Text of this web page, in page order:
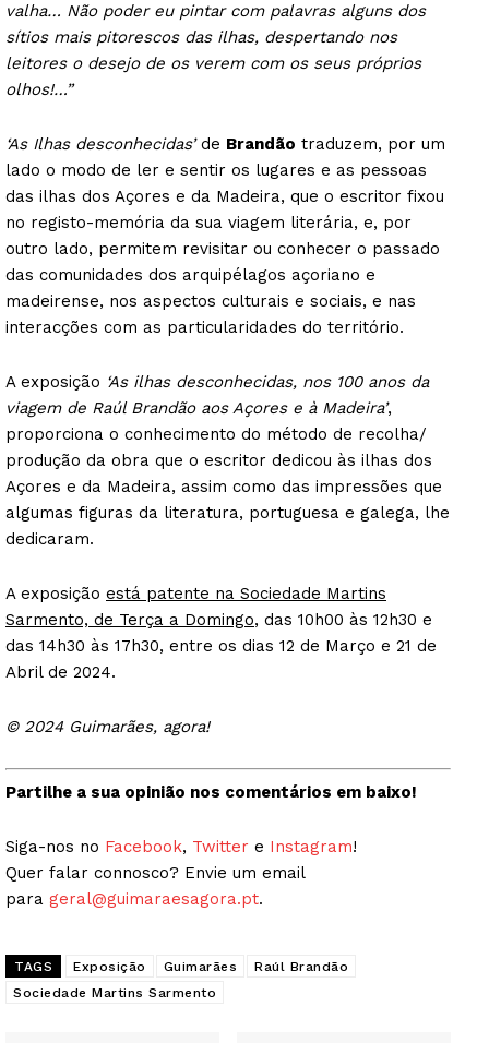
valha… Não poder eu pintar com palavras alguns dos
sítios mais pitorescos das ilhas, despertando nos
leitores o desejo de os verem com os seus próprios
olhos!…”
‘As Ilhas desconhecidas’de Brandão traduzem, por um
lado o modo de ler e sentir os lugares e as pessoas
das ilhas dos Açores e da Madeira, que o escritor fixou
no registo-memória da sua viagem literária, e, por
outro lado, permitem revisitar ou conhecer o passado
das comunidades dos arquipélagos açoriano e
madeirense, nos aspectos culturais e sociais, e nas
interacções com as particularidades do território.
A exposição ‘As ilhas desconhecidas, nos 100 anos da
viagem de Raúl Brandão aos Açores e à Madeira’,
proporciona o conhecimento do método de recolha/
produção da obra que o escritor dedicou às ilhas dos
Açores e da Madeira, assim como das impressões que
algumas figuras da literatura, portuguesa e galega, lhe
dedicaram.
A exposição está patente na Sociedade Martins
Sarmento, de Terça a Domingo, das 10h00 às 12h30 e
das 14h30 às 17h30, entre os dias 12 de Março e 21 de
Abril de 2024.
© 2024 Guimarães, agora!
Partilhe a sua opinião nos comentários em baixo!
Siga-nos no Facebook, Twitter e Instagram!
Quer falar connosco? Envie um email
para geral@guimaraesagora.pt.
TAGS Exposição Guimarães
Raúl Brandão
Sociedade Martins Sarmento